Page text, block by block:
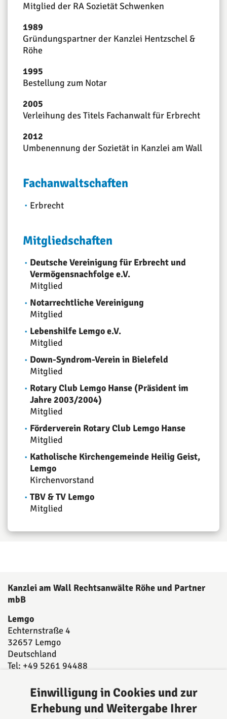
Mitglied der RA Sozietät Schwenken
1989
Gründungspartner der Kanzlei Hentzschel &
Röhe
1995
Bestellung zum Notar
2005
Verleihung des Titels Fachanwalt für Erbrecht
2012
Umbenennung der Sozietät in Kanzlei am Wall
Fachanwaltschaften
Erbrecht
Mitgliedschaften
Deutsche Vereinigung für Erbrecht und
Vermögensnachfolge e.V.
Mitglied
Notarrechtliche Vereinigung
Mitglied
Lebenshilfe Lemgo e.V.
Mitglied
Down-Syndrom-Verein in Bielefeld
Mitglied
Rotary Club Lemgo Hanse (Präsident im
Jahre 2003/2004)
Mitglied
Förderverein Rotary Club Lemgo Hanse
Mitglied
Katholische Kirchengemeinde Heilig Geist,
Lemgo
Kirchenvorstand
TBV & TV Lemgo
Mitglied
Kanzlei am Wall Rechtsanwälte Röhe und Partner
mbB
Lemgo
Echternstraße 4
32657 Lemgo
Deutschland
Tel: +49 5261 94488
E-Mail:post@kanzleiamwall.de
Einwilligung in Cookies und zur
Erhebung und Weitergabe Ihrer